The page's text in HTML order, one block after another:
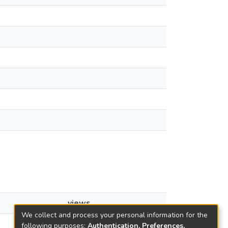
views
9
We collect and process your personal information for the
following purposes: Authentication, Preferences,